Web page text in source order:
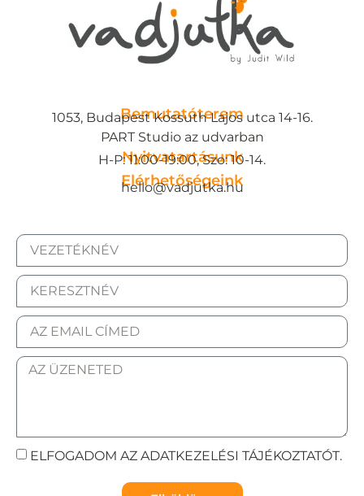
Bemutatóterem
1053, Budapest Kossuth Lajos utca 14-16.
PART Studio az udvarban
Nyitvatartásunk
H-P: 11:00-19:00, Szo: 10-14.
Elérhetőségeink
hello@vadjutka.hu
ELFOGADOM AZ ADATKEZELÉSI TÁJÉKOZTATÓT.